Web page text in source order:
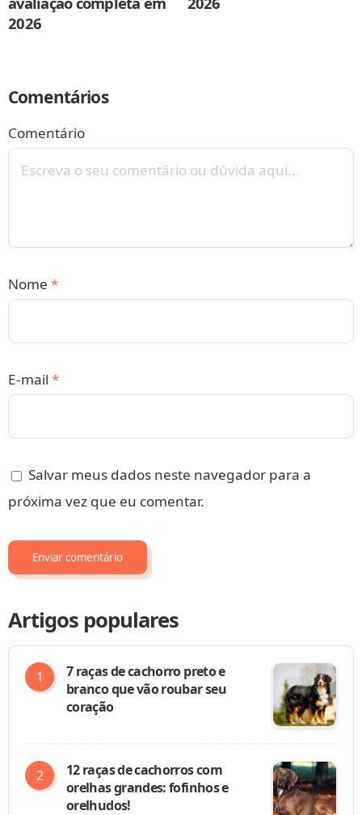
2026
Comentários
Comentário
Nome *
E-mail *
Salvar meus dados neste navegador para a
próxima vez que eu comentar.
Artigos populares
7 raças de cachorro preto e
branco que vão roubar seu
coração
12 raças de cachorros com
orelhas grandes: fofinhos e
orelhudos!